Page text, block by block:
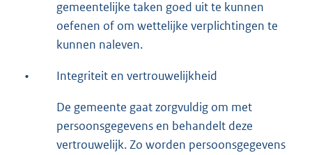
gemeentelijke taken goed uit te kunnen
oefenen of om wettelijke verplichtingen te
kunnen naleven.
• Integriteit en vertrouwelijkheid
De gemeente gaat zorgvuldig om met
persoonsgegevens en behandelt deze
vertrouwelijk. Zo worden persoonsgegevens